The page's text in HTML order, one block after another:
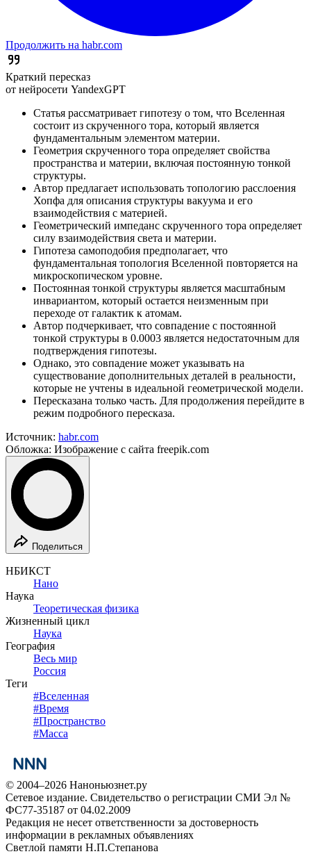
Продолжить на habr.com
Краткий пересказ
от нейросети YandexGPT
Статья рассматривает гипотезу о том, что Вселенная
состоит из скрученного тора, который является
фундаментальным элементом материи.
Геометрия скрученного тора определяет свойства
пространства и материи, включая постоянную тонкой
структуры.
Автор предлагает использовать топологию расслоения
Хопфа для описания структуры вакуума и его
взаимодействия с материей.
Геометрический импеданс скрученного тора определяет
силу взаимодействия света и материи.
Гипотеза самоподобия предполагает, что
фундаментальная топология Вселенной повторяется на
микроскопическом уровне.
Постоянная тонкой структуры является масштабным
инвариантом, который остается неизменным при
переходе от галактик к атомам.
Автор подчеркивает, что совпадение с постоянной
тонкой структуры в 0.0003 является недостаточным для
подтверждения гипотезы.
Однако, это совпадение может указывать на
существование дополнительных деталей в реальности,
которые не учтены в идеальной геометрической модели.
Пересказана только часть. Для продолжения перейдите в
режим подробного пересказа.
Источник: habr.com
Обложка: Изображение с сайта freepik.com
Поделиться
НБИКСТ
Нано
Наука
Теоретическая физика
Жизненный цикл
Наука
География
Весь мир
Россия
Теги
#Вселенная
#Время
#Пространство
#Масса
© 2004–2026 Наноньюзнет.ру
Сетевое издание. Свидетельство о регистрации СМИ Эл №
ФС77-35187 от 04.02.2009
Редакция не несет ответственности за достоверность
информации в рекламных объявлениях
Светлой памяти Н.П.Степанова